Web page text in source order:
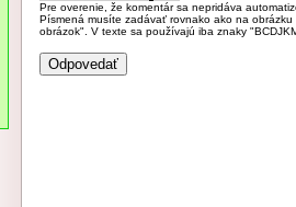
Pre overenie, že komentár sa nepridáva
Písmená musíte zadávať rovnako ako na
obrázok". V texte sa používajú iba znaky